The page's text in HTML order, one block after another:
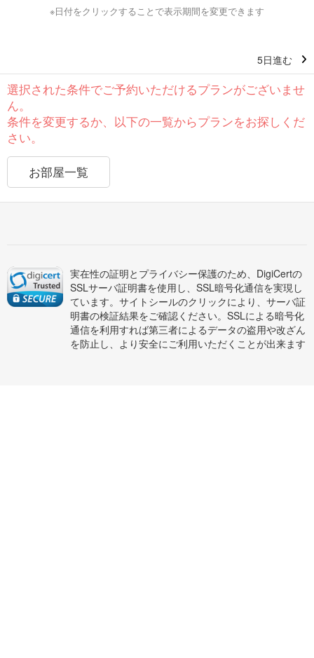
※日付をクリックすることで表示期間を変更できます
5日進む
選択された条件でご予約いただけるプランがございませ
ん。
条件を変更するか、以下の一覧からプランをお探しくだ
さい。
お部屋一覧
実在性の証明とプライバシー保護のため、DigiCertの
SSLサーバ証明書を使用し、SSL暗号化通信を実現し
ています。サイトシールのクリックにより、サーバ証
明書の検証結果をご確認ください。SSLによる暗号化
通信を利用すれば第三者によるデータの盗用や改ざん
を防止し、より安全にご利用いただくことが出来ます